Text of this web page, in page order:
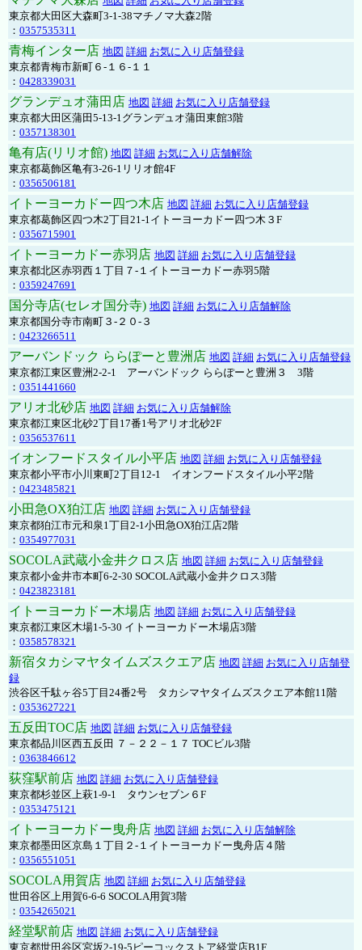
東京都大田区大森町3-1-38マチノマ大森2階
： 0357535311
青梅インター店 地図 詳細 お気に入り店舗登録
東京都青梅市新町６-１６-１１
： 0428339031
グランデュオ蒲田店 地図 詳細 お気に入り店舗登録
東京都大田区蒲田5-13-1グランデュオ蒲田東館3階
： 0357138301
亀有店(リリオ館) 地図 詳細 お気に入り店舗解除
東京都葛飾区亀有3-26-1リリオ館4F
： 0356506181
イトーヨーカドー四つ木店 地図 詳細 お気に入り店舗登録
東京都葛飾区四つ木2丁目21-1イトーヨーカドー四つ木３F
： 0356715901
イトーヨーカドー赤羽店 地図 詳細 お気に入り店舗登録
東京都北区赤羽西１丁目７-１イトーヨーカドー赤羽5階
： 0359247691
国分寺店(セレオ国分寺) 地図 詳細 お気に入り店舗解除
東京都国分寺市南町３-２０-３
： 0423266511
アーバンドック ららぽーと豊洲店 地図 詳細 お気に入り店舗登録
東京都江東区豊洲2-2-1 アーバンドック ららぽーと豊洲３ 3階
： 0351441660
アリオ北砂店 地図 詳細 お気に入り店舗解除
東京都江東区北砂2丁目17番1号アリオ北砂2F
： 0356537611
イオンフードスタイル小平店 地図 詳細 お気に入り店舗登録
東京都小平市小川東町2丁目12-1 イオンフードスタイル小平2階
： 0423485821
小田急OX狛江店 地図 詳細 お気に入り店舗登録
東京都狛江市元和泉1丁目2-1小田急OX狛江店2階
： 0354977031
SOCOLA武蔵小金井クロス店 地図 詳細 お気に入り店舗登録
東京都小金井市本町6-2-30 SOCOLA武蔵小金井クロス3階
： 0423823181
イトーヨーカドー木場店 地図 詳細 お気に入り店舗登録
東京都江東区木場1-5-30 イトーヨーカドー木場店3階
： 0358578321
新宿タカシマヤタイムズスクエア店 地図 詳細 お気に入り店舗登
録
渋谷区千駄ヶ谷5丁目24番2号 タカシマヤタイムズスクエア本館11階
： 0353627221
五反田TOC店 地図 詳細 お気に入り店舗登録
東京都品川区西五反田 ７－２２－１７ TOCビル3階
： 0363846612
荻窪駅前店 地図 詳細 お気に入り店舗登録
東京都杉並区上萩1-9-1 タウンセブン６F
： 0353475121
イトーヨーカドー曳舟店 地図 詳細 お気に入り店舗解除
東京都墨田区京島１丁目２-１イトーヨーカドー曳舟店４階
： 0356551051
SOCOLA用賀店 地図 詳細 お気に入り店舗登録
世田谷区上用賀6-6-6 SOCOLA用賀3階
： 0354265021
経堂駅前店 地図 詳細 お気に入り店舗登録
東京都世田谷区宮坂2-19-5ピーコックストア経堂店B1F